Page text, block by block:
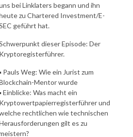
bei Linklaters begann und ihn
zu Chartered Investment/E-
geführt hat.
dieser Episode: Der
Kryptoregisterführer.
Pauls Weg: Wie ein Jurist zum
Mentor wurde
Einblicke: Was macht ein
Kryptowertpapierregisterführer und
rechtlichen wie technischen
gilt es zu